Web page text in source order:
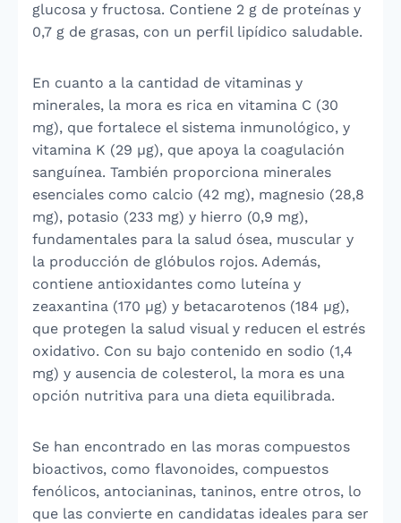
glucosa y fructosa. Contiene 2 g de proteínas y
0,7 g de grasas, con un perfil lipídico saludable.
En cuanto a la cantidad de vitaminas y
minerales, la mora es rica en vitamina C (30
mg), que fortalece el sistema inmunológico, y
vitamina K (29 µg), que apoya la coagulación
sanguínea. También proporciona minerales
esenciales como calcio (42 mg), magnesio (28,8
mg), potasio (233 mg) y hierro (0,9 mg),
fundamentales para la salud ósea, muscular y
la producción de glóbulos rojos. Además,
contiene antioxidantes como luteína y
zeaxantina (170 µg) y betacarotenos (184 µg),
que protegen la salud visual y reducen el estrés
oxidativo. Con su bajo contenido en sodio (1,4
mg) y ausencia de colesterol, la mora es una
opción nutritiva para una dieta equilibrada.
Se han encontrado en las moras compuestos
bioactivos, como flavonoides, compuestos
fenólicos, antocianinas, taninos, entre otros, lo
que las convierte en candidatas ideales para ser